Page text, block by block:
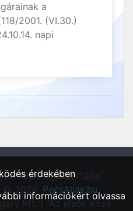
a
2001. (VI.30.)
napi
régió állásportálja"
© 2026. PecsAllas.hu
Kft. | "Az elsők közé
érdekében
információkért olvassa